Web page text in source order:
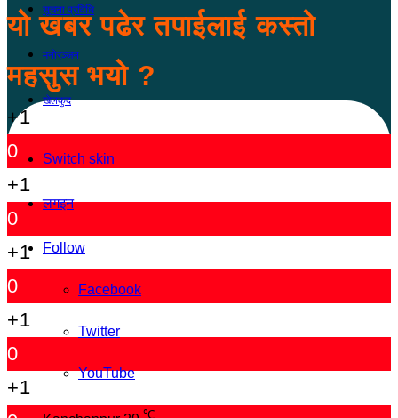
सूचना प्रविधि
मनोरञ्जन
खेलकुद
Switch skin
लगइन
Follow
Facebook
Twitter
YouTube
℃
यो खबर पढेर तपाईलाई कस्तो
महसुस भयो ?
+1
0
+1
0
+1
0
+1
0
+1